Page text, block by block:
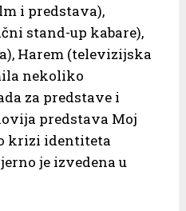
i predstava),
stand-up kabare),
Harem (televizijska
nekoliko
za predstave i
predstava Moj
krizi identiteta
je izvedena u